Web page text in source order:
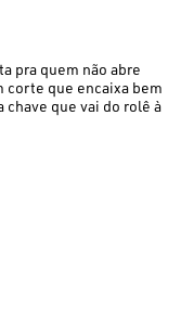
pra quem não abre
corte que encaixa bem
chave que vai do rolê à